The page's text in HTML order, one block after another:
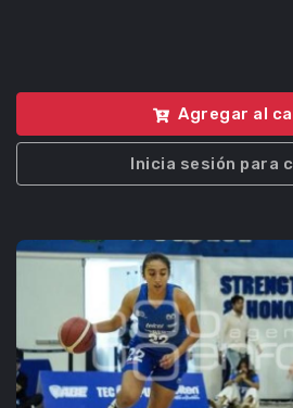
Agregar al
Inicia sesión para